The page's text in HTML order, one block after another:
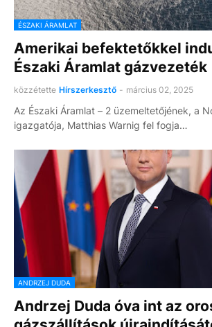
ÉSZAKI ÁRAMLAT
Amerikai befektetőkkel
Északi Áramlat gázvezeték
közzétette Hírszerkesztő - március 02, 2025
Az Északi Áramlat – 2 üzemeltetőjének, a
igazgatója, Matthias Warnig fel fogja…
ANDRZEJ DUDA
Andrzej Duda óva int az